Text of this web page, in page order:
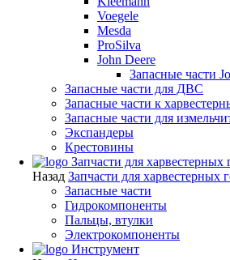
Voegele
Mesda
ProSilva
John Deere
Запасные части
Запасные части для ДВС
Запасные части к
Запасные части для
Экспандеры
Крестовины
Запчасти для
Назад Запчасти для харвестерных
Запасные части
Гидрокомпоненты
Пальцы, втулки
Электрокомпоненты
Инструмент